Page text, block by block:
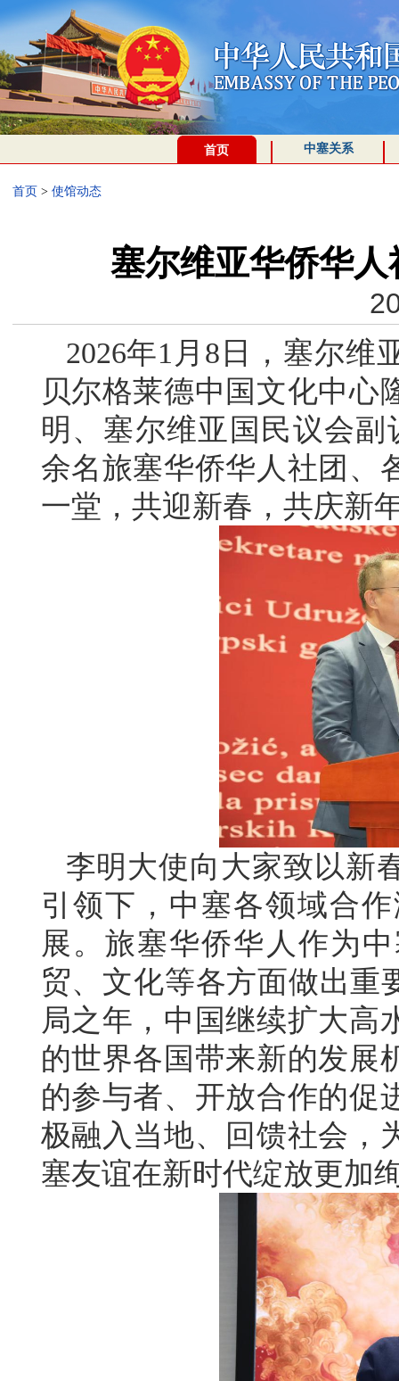
首页 中塞关系
首页 > 使馆动态
塞尔维亚华侨华
2026年1月8日，塞尔维
贝尔格莱德中国文化中心
明、塞尔维亚国民议会
余名旅塞华侨华人社团、
一堂，共迎新春，共
李明大使向大家致以新
引领下，中塞各领域合
展。旅塞华侨华人作为
贸、文化等各方面做出重
局之年，中国继续扩大高
的世界各国带来新的发展
的参与者、开放合作的促
极融入当地、回馈社会，
塞友谊在新时代绽放更加